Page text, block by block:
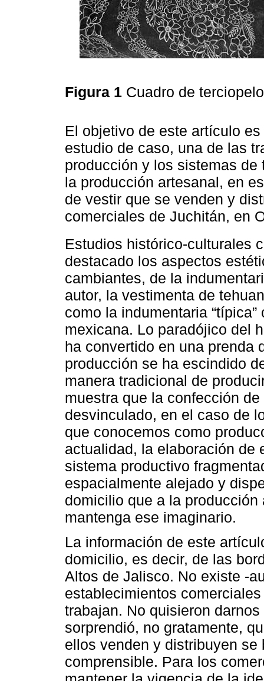
Figura 1 Cuadro de
El objetivo de este artículo
estudio de caso, una de las
producción y los sistemas
la producción artesanal, en
de vestir que se venden y
comerciales de Juchitán, en
Estudios histórico-culturales
destacado los aspectos
cambiantes, de la
autor, la vestimenta de
como la indumentaria
mexicana. Lo paradójico del
ha convertido en una prenda
producción se ha escindido
manera tradicional de
muestra que la confección
desvinculado, en el caso de
que conocemos como
actualidad, la elaboración de
sistema productivo
espacialmente alejado y
domicilio que a la
mantenga ese imaginario.
La información de este
domicilio, es decir, de las
Altos de Jalisco. No existe -
establecimientos
trabajan. No quisieron
sorprendió, no gratamente,
ellos venden y distribuyen
comprensible. Para los